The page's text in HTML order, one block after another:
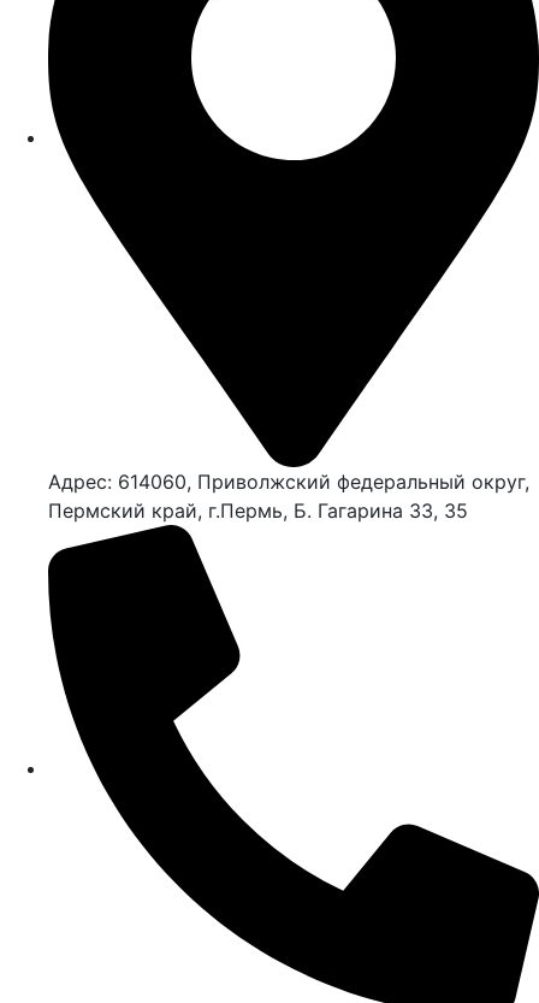
Адрес: 614060, Приволжский федеральный округ,
Пермский край, г.Пермь, Б. Гагарина 33, 35